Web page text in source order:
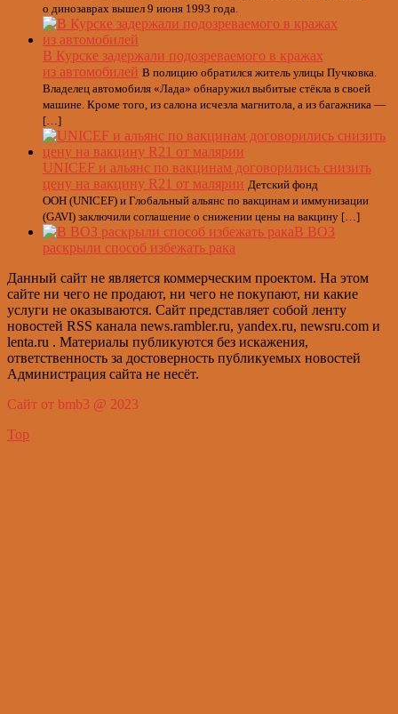
о динозаврах вышел 9 июня 1993 года.
В Курске задержали подозреваемого в кражах
из автомобилей В полицию обратился житель улицы Пучковка.
Владелец автомобиля «Лада» обнаружил выбитые стёкла в своей
машине. Кроме того, из салона исчезла магнитола, а из багажника —
[…]
UNICEF и альянс по вакцинам договорились снизить
цену на вакцину R21 от малярии Детский фонд
ООН (UNICEF) и Глобальный альянс по вакцинам и иммунизации
(GAVI) заключили соглашение о снижении цены на вакцину […]
В ВОЗ
раскрыли способ избежать рака
Данный сайт не является коммерческим проектом. На этом
сайте ни чего не продают, ни чего не покупают, ни какие
услуги не оказываются. Сайт представляет собой ленту
новостей RSS канала news.rambler.ru, yandex.ru, newsru.com и
lenta.ru . Материалы публикуются без искажения,
ответственность за достоверность публикуемых новостей
Администрация сайта не несёт.
Сайт от bmb3 @ 2023
Top